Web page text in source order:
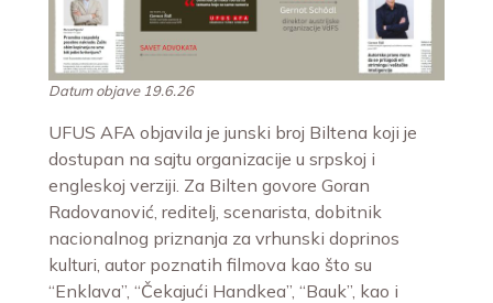
Datum objave 19.6.26
UFUS AFA objavila je junski broj Biltena koji je
dostupan na sajtu organizacije u srpskoj i
engleskoj verziji. Za Bilten govore Goran
Radovanović, reditelj, scenarista, dobitnik
nacionalnog priznanja za vrhunski doprinos
kulturi, autor poznatih filmova kao što su
“Enklava”, “Čekajući Handkea”, “Bauk”, kao i